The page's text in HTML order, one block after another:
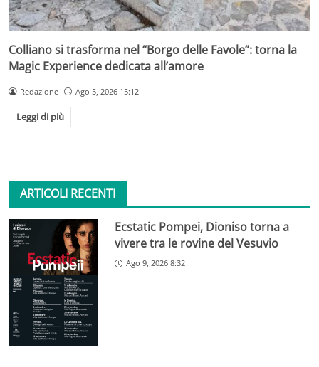
Colliano si trasforma nel “Borgo delle Favole”: torna la
Magic Experience dedicata all’amore
Redazione Ago 5, 2026 15:12
Leggi di più
ARTICOLI RECENTI
Ecstatic Pompei, Dioniso torna a
vivere tra le rovine del Vesuvio
Ago 9, 2026 8:32